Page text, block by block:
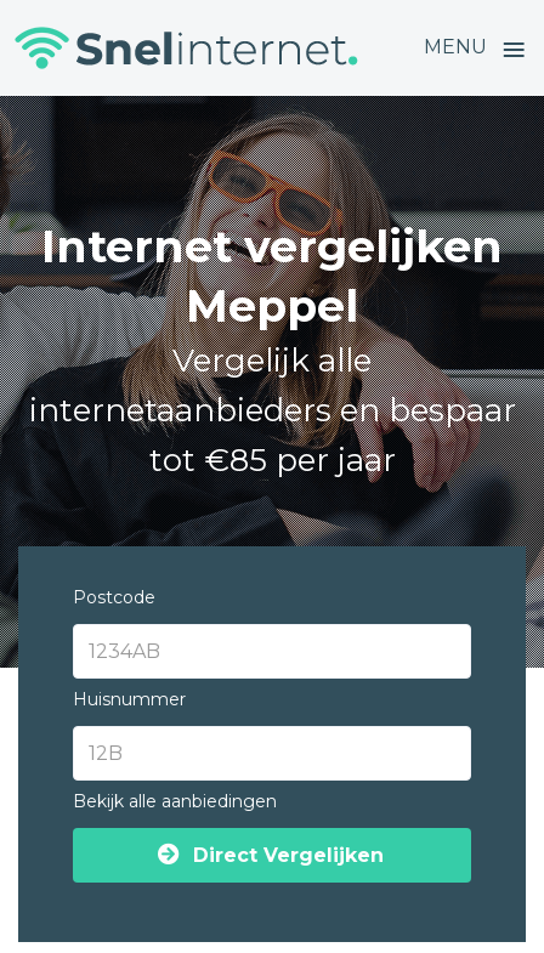
MENU ≡
Skip
to
content
Internet vergelijken
Meppel
Vergelijk alle
internetaanbieders en bespaar
tot €85 per jaar
Postcode
Huisnummer
Bekijk alle aanbiedingen
Direct Vergelijken